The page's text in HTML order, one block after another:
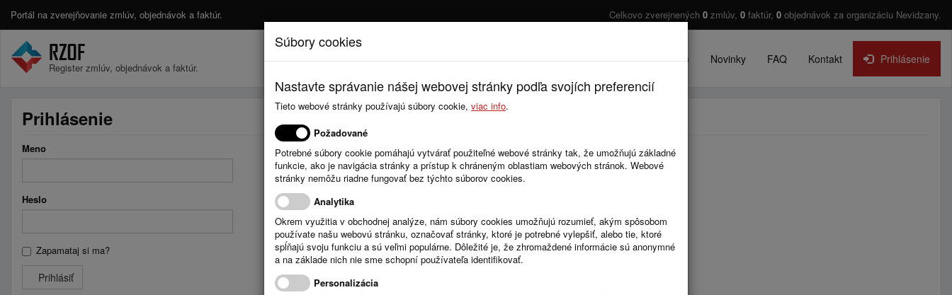
Portál na zverejňovanie zmlúv, objednávok a faktúr. Celkovo zverejnených 0 zmlúv, 0 faktúr, 0 objednávok za organizáciu Nevidzany.
Register zmlúv, objednávok a faktúr.
Úvod Cenník O projekte Novinky FAQ Kontakt Prihlásenie
Prihlásenie
Meno
Heslo
Zapamataj si ma?
Prihlásiť
Súbory cookies
Nastavte správanie nášej webovej stránky podľa svojích preferencií
Tieto webové stránky používajú súbory cookie, viac info.
Požadované
Potrebné súbory cookie pomáhajú vytvárať použiteľné webové stránky tak, že umožňujú základné
funkcie, ako je navigácia stránky a prístup k chráneným oblastiam webových stránok. Webové
stránky nemôžu riadne fungovať bez týchto súborov cookies.
Analytika
Okrem využitia v obchodnej analýze, nám súbory cookies umožňujú rozumieť, akým spôsobom
používate našu webovú stránku, označovať stránky, ktoré je potrebné vylepšiť, alebo tie, ktoré
spĺňajú svoju funkciu a sú veľmi populárne. Dôležité je, že zhromaždené informácie sú anonymné
a na základe nich nie sme schopní používateľa identifikovať.
Personalizácia